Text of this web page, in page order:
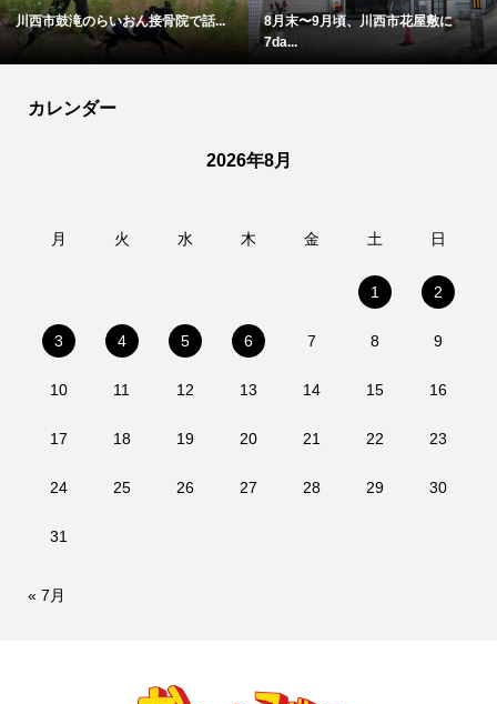
川西市鼓滝のらいおん接骨院で話...
8月末〜9月頃、川西市花屋敷に
7da...
カレンダー
2026年8月
月 火 水 木 金 土 日
1 2
3 4 5 6 7 8 9
10 11 12 13 14 15 16
17 18 19 20 21 22 23
24 25 26 27 28 29 30
31
« 7月